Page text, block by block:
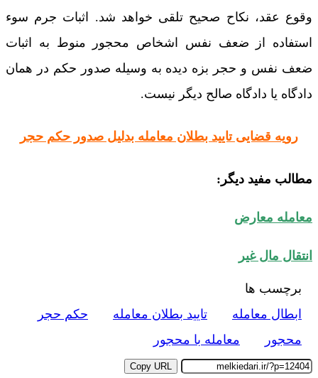
وقوع عقد، نکاح صحیح تلقی خواهد شد. اثبات جرم سوء
استفاده از ضعف نفس اشخاص محجور منوط به اثبات
ضعف نفس و حجر بزه‌ دیده به وسیله صدور حکم در همان
دادگاه یا دادگاه صالح دیگر نیست.
رویه قضایی تایید بطلان معامله بدلیل صدور حکم حجر
مطالب مفید دیگر:
معامله معارض
انتقال مال غیر
برچسب ها
ابطال معامله
تایید بطلان معامله
حکم حجر
محجور
معامله با محجور
Copy URL